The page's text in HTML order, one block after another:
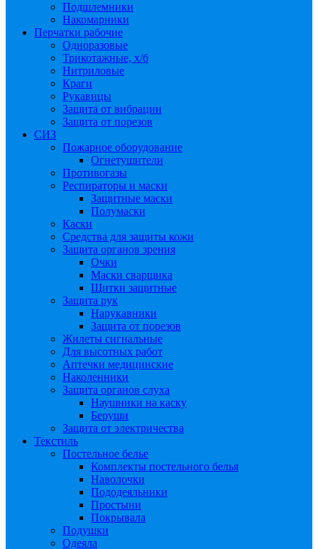
Подшлемники
Накомарники
Перчатки рабочие
Одноразовые
Трикотажные, х/б
Нитриловые
Краги
Рукавицы
Защита от вибрации
Защита от порезов
СИЗ
Пожарное оборудование
Огнетушители
Противогазы
Респираторы и маски
Защитные маски
Полумаски
Каски
Средства для защиты кожи
Защита органов зрения
Очки
Маски сварщика
Щитки защитные
Защита рук
Нарукавники
Защита от порезов
Жилеты сигнальные
Для высотных работ
Аптечки медицинские
Наколенники
Защита органов слуха
Наушники на каску
Беруши
Защита от электричества
Текстиль
Постельное белье
Комплекты постельного белья
Наволочки
Пододеяльники
Простыни
Покрывала
Подушки
Одеяла